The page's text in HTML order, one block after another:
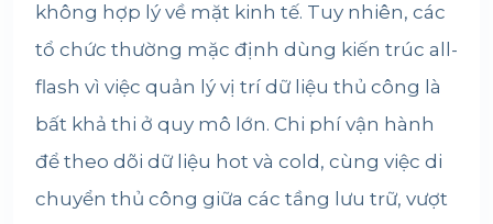
không hợp lý về mặt kinh tế. Tuy nhiên, các
tổ chức thường mặc định dùng kiến trúc all-
flash vì việc quản lý vị trí dữ liệu thủ công là
bất khả thi ở quy mô lớn. Chi phí vận hành
để theo dõi dữ liệu hot và cold, cùng việc di
chuyển thủ công giữa các tầng lưu trữ, vượt